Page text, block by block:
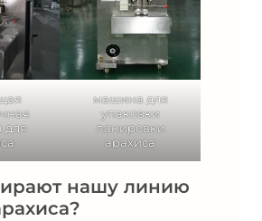
для
машина для
упаковки
панировки
арахиса
нашу линию